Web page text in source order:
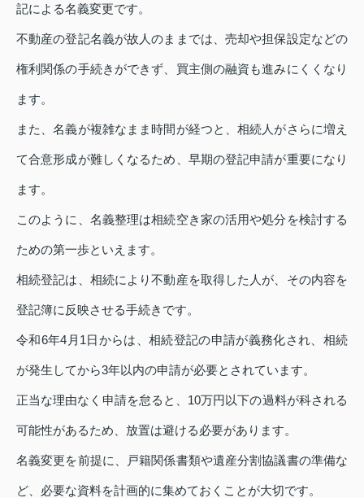
記による名義変更です。
不動産の登記名義が故人のままでは、売却や担保設定などの
権利関係の手続きができず、買主側の融資も進みにくくなり
ます。
また、名義が複雑なまま時間が経つと、相続人がさらに増え
て合意形成が難しくなるため、早期の登記申請が重要になり
ます。
このように、名義整理は相続空き家の活用や処分を検討する
ための第一歩といえます。
相続登記は、相続により不動産を取得した人が、その内容を
登記簿に反映させる手続きです。
令和6年4月1日からは、相続登記の申請が義務化され、相続
が発生してから3年以内の申請が必要とされています。
正当な理由なく申請を怠ると、10万円以下の過料が科される
可能性があるため、放置は避ける必要があります。
名義変更を前提に、戸籍関係書類や遺産分割協議書の準備な
ど、必要な資料を計画的に集めておくことが大切です。